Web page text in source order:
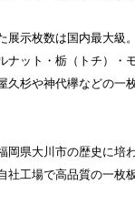
展示枚数は国内最大級。
ナット・栃（トチ）・
久杉や神代欅などの一
岡県大川市の歴史に培
社工場で高品質の一枚